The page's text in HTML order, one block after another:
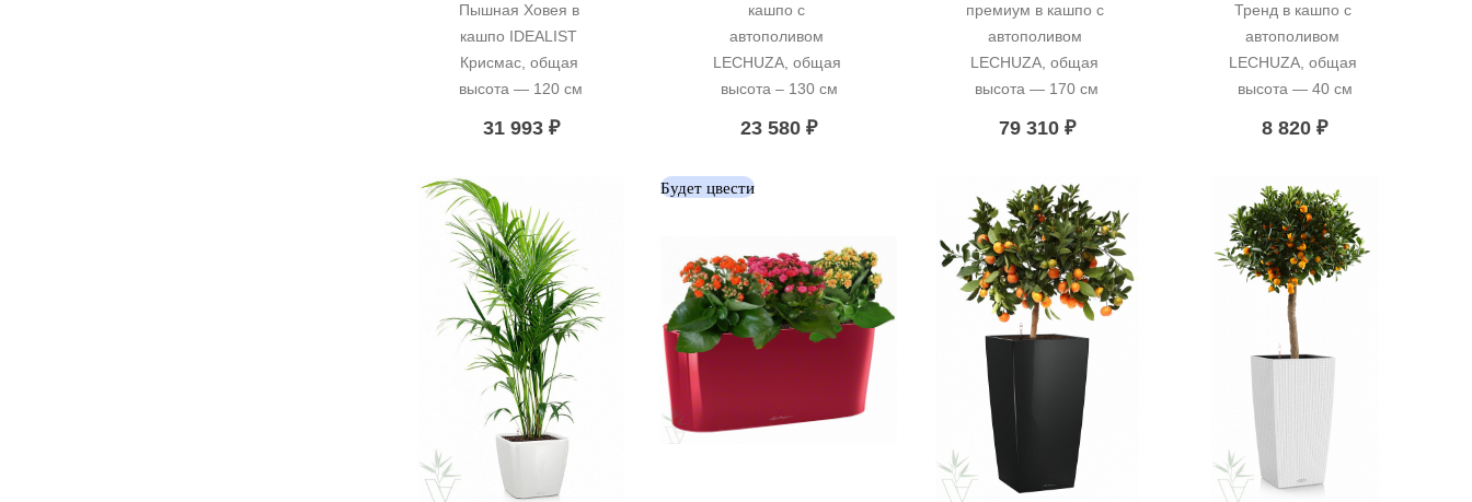
Пышная Ховея в
кашпо IDEALIST
Крисмас, общая
высота — 120 см
31 993 ₽
кашпо с
автополивом
LECHUZA, общая
высота – 130 см
23 580₽
премиум в кашпо с
автополивом
LECHUZA, общая
высота — 170 см
79 310 ₽
Тренд в кашпо с
автополивом
LECHUZA, общая
высота — 40 см
8 820₽
Будет цвести